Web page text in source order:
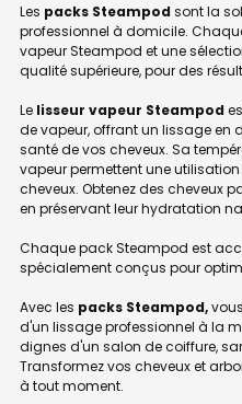
Les packs Steampod sont la
professionnel à domicile.
vapeur Steampod et une
qualité supérieure, pour des
Le lisseur vapeur Steampod
de vapeur, offrant un lissage en
santé de vos cheveux. Sa
vapeur permettent une
cheveux. Obtenez des cheveux
en préservant leur hydratation
Chaque pack Steampod est
spécialement conçus pour
Avec les packs Steampod,
d'un lissage professionnel à la
dignes d'un salon de coiffure,
Transformez vos cheveux et
à tout moment.